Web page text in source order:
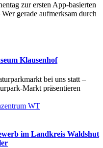
zur ersten App-basierten
gerade aufmerksam durch
Klausenhof
bei uns statt –
Markt präsentieren
im Landkreis Waldshut